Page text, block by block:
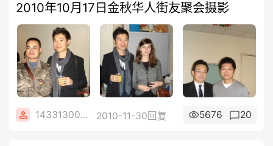
2010年10月17日金秋华人街友聚会摄影
1433130082 2010-11-30回复 5676 20